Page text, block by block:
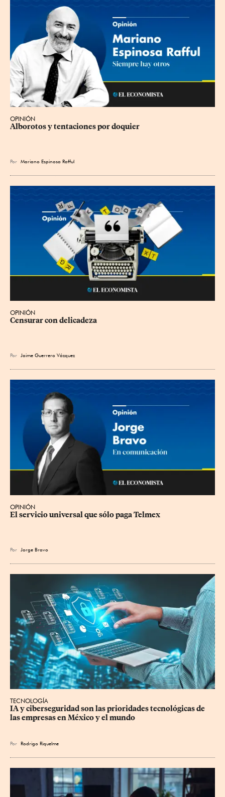
OPINIÓN
Alborotos y tentaciones por doquier
Por Mariano Espinosa Rafful
OPINIÓN
Censurar con delicadeza
Por Jaime Guerrero Vázquez
OPINIÓN
El servicio universal que sólo paga Telmex
Por Jorge Bravo
TECNOLOGÍA
IA y ciberseguridad son las prioridades tecnológicas de
las empresas en México y el mundo
Por Rodrigo Riquelme